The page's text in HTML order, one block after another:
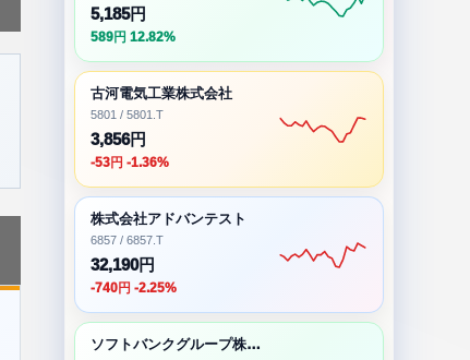
5,185円
589円 12.82%
古河電気工業株式会社
5801 / 5801.T
3,856円
-53円 -1.36%
株式会社アドバンテスト
6857 / 6857.T
32,190円
-740円 -2.25%
ソフトバンクグループ株式会社